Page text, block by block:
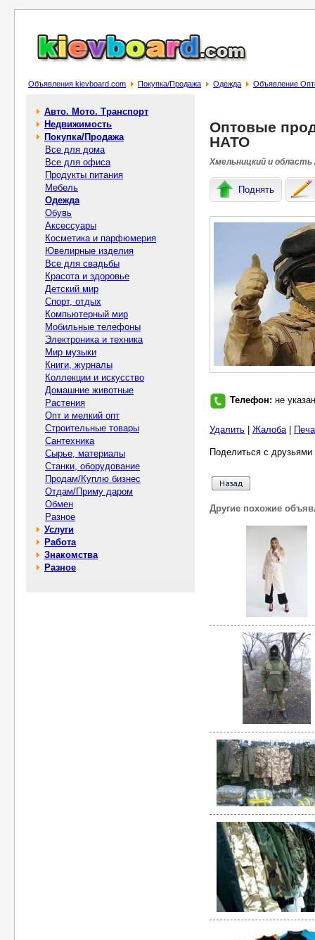
Объявления kievboard.com Покупка/Продажа Одежда Объявление
Авто. Мото. Транспорт
Недвижимость
Покупка/Продажа
Все для дома
Все для офиса
Продукты питания
Мебель
Одежда
Обувь
Аксессуары
Косметика и парфюмерия
Ювелирные изделия
Все для свадьбы
Красота и здоровье
Детский мир
Спорт, отдых
Компьютерный мир
Мобильные телефоны
Электроника и техника
Мир музыки
Книги, журналы
Коллекции и искусство
Домашние животные
Растения
Опт и мелкий опт
Строительные товары
Сантехника
Сырье, материалы
Станки, оборудование
Продам/Куплю бизнес
Отдам/Приму даром
Обмен
Разное
Услуги
Работа
Знакомства
Разное
Оптовые
НАТО
Хмельницкий и область
Поднять
Телефон: не указан
Удалить Жалоба|
Поделиться с
Другие похожие